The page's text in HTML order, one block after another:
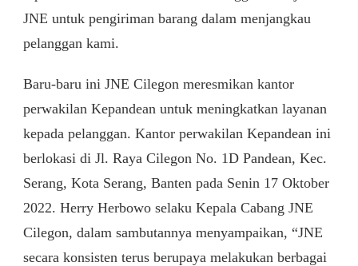
JNE untuk pengiriman barang dalam menjangkau
pelanggan kami.
Baru-baru ini JNE Cilegon meresmikan kantor
perwakilan Kepandean untuk meningkatkan layanan
kepada pelanggan. Kantor perwakilan Kepandean ini
berlokasi di Jl. Raya Cilegon No. 1D Pandean, Kec.
Serang, Kota Serang, Banten pada Senin 17 Oktober
2022. Herry Herbowo selaku Kepala Cabang JNE
Cilegon, dalam sambutannya menyampaikan, “JNE
secara konsisten terus berupaya melakukan berbagai